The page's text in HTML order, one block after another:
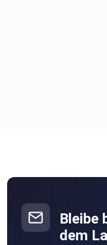
Bleibe
dem